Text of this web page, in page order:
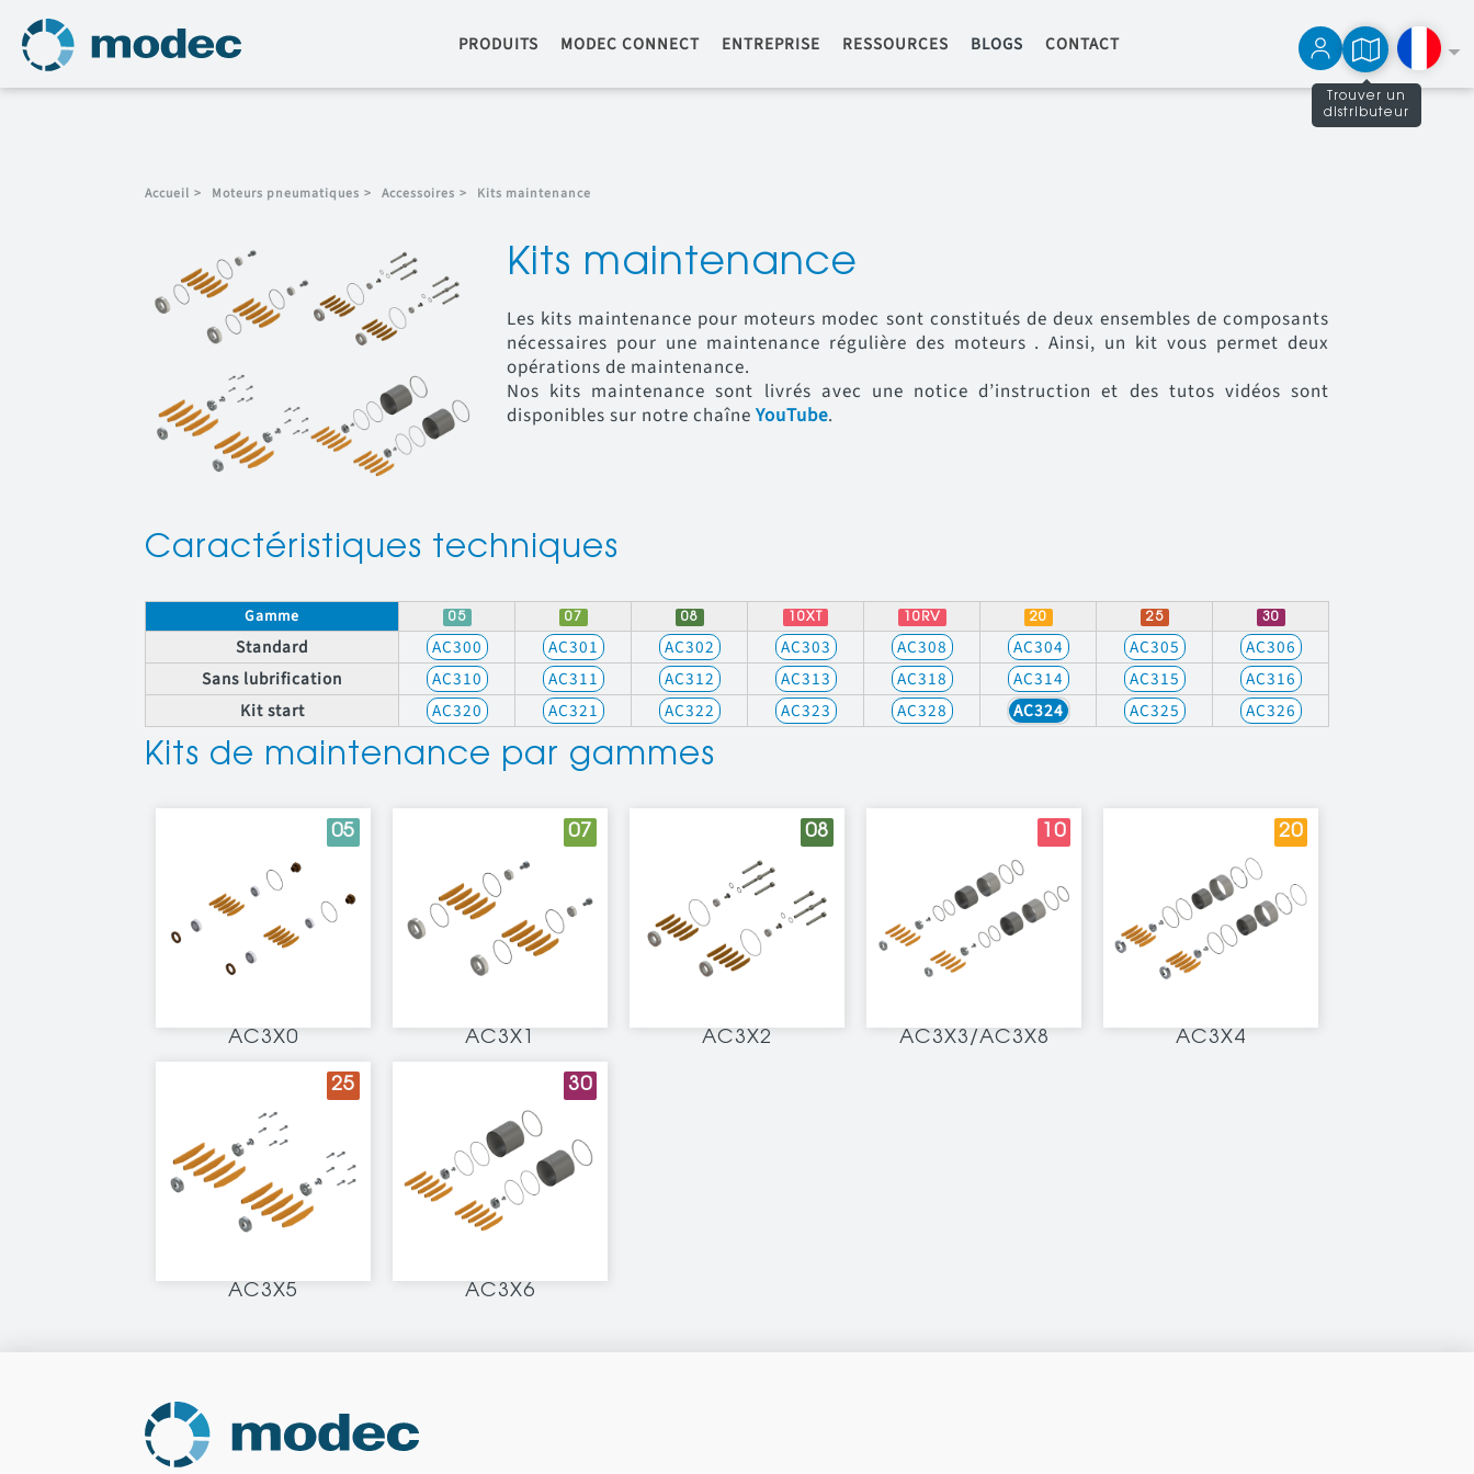
PRODUITS MODEC CONNECT ENTREPRISE RESSOURCES BLOGS CONTACT
Trouver un
distributeur
Accueil > Moteurs pneumatiques > Accessoires > Kits maintenance
Kits maintenance
Les kits maintenance pour moteurs modec sont constitués de deux ensembles de composants
nécessaires pour une maintenance régulière des moteurs . Ainsi, un kit vous permet deux
opérations de maintenance.
Nos kits maintenance sont livrés avec une notice d’instruction et des tutos vidéos sont
disponibles sur notre chaîne YouTube.
Caractéristiques techniques
Gamme 05 07 08 10XT 10RV 20 25 30
Standard AC300 AC301 AC302 AC303 AC308 AC304 AC305
AC306
Sans lubrification
AC310 AC311 AC312 AC313 AC318 AC314 AC315
AC316
Kit start
AC320 AC321 AC322 AC323 AC328 AC324 AC325 AC326
Kits de maintenance par gammes
AC3X0
05
AC3X1
07
AC3X2
08
AC3X3/AC3X8
10
AC3X4
20
AC3X5
25
AC3X6
30